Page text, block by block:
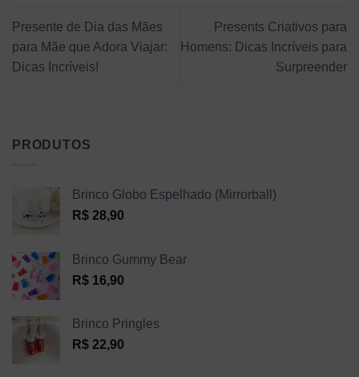
Presente de Dia das Mães
para Mãe que Adora Viajar:
Dicas Incríveis!
Presents Criativos para
Homens: Dicas Incríveis para
Surpreender
PRODUTOS
Brinco Globo Espelhado (Mirrorball)
R$ 28,90
Brinco Gummy Bear
R$ 16,90
Brinco Pringles
R$ 22,90